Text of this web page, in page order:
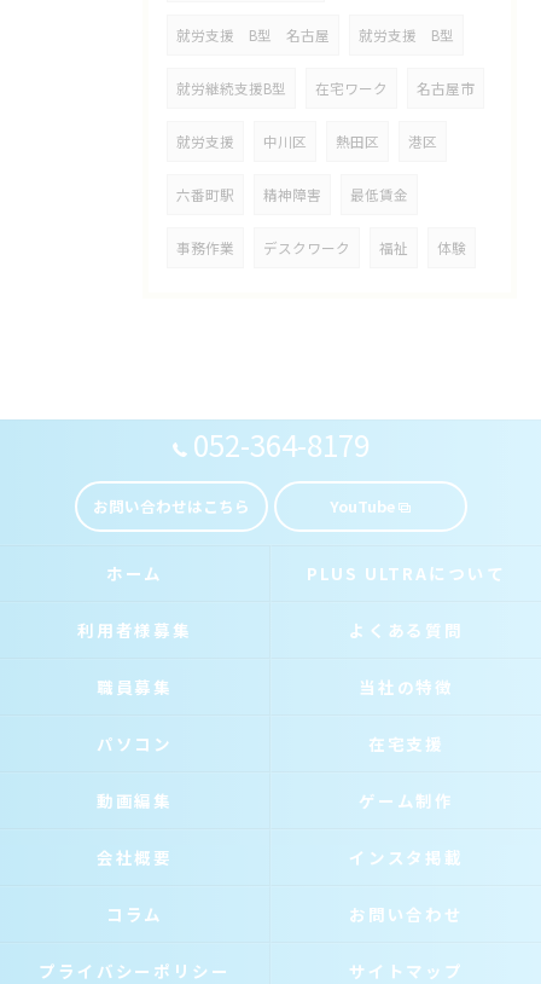
就労支援 B型 名古屋 就労支援 B型
就労継続支援B型 在宅ワーク 名古屋市
就労支援 中川区 熱田区 港区
六番町駅 精神障害 最低賃金
事務作業 デスクワーク 福祉 体験
052-364-8179
お問い合わせはこちら YouTube
ホーム PLUS ULTRAについて
利用者様募集 よくある質問
職員募集 当社の特徴
パソコン 在宅支援
動画編集 ゲーム制作
会社概要 インスタ掲載
コラム お問い合わせ
プライバシーポリシー サイトマップ